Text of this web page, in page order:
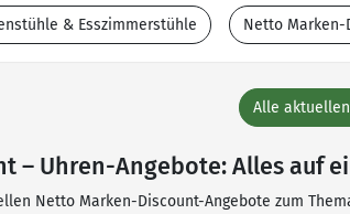
& Esszimmerstühle Netto Marken-
Alle
– Uhren-Angebote: Alles auf
Netto Marken-Discount-Angebote zum